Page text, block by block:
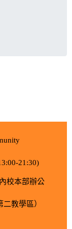
21:30)
校本部辦公
教學區）